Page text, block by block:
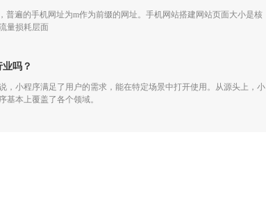
普遍的手机网址为m作为前缀的网址。手机网站搭建网站页面大小是核
量损耗层面
吗？
，小程序满足了用户的需求，能在特定场景中打开使用。从源头上，小
基本上覆盖了各个领域。